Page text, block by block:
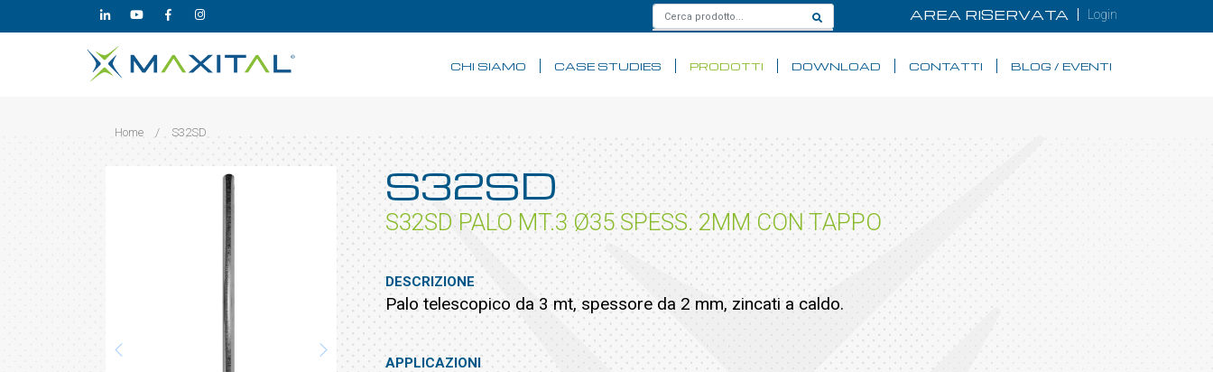
AREA RISERVATA Login
CHI SIAMO CASE STUDIES PRODOTTI DOWNLOAD CONTATTI BLOG / EVENTI
Home / S32SD
S32SD
S32SD PALO MT.3 Ø35 SPESS. 2MM CON TAPPO
DESCRIZIONE
Palo telescopico da 3 mt, spessore da 2 mm, zincati a caldo.
APPLICAZIONI